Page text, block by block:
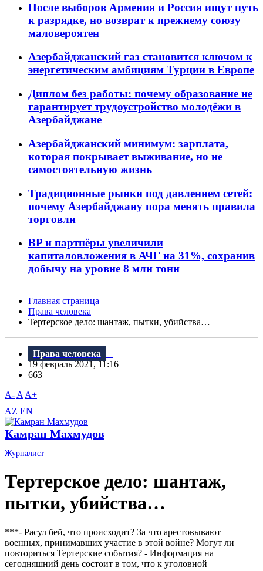
После выборов Армения и Россия ищут путь
к разрядке, но возврат к прежнему союзу
маловероятен
Азербайджанский газ становится ключом к
энергетическим амбициям Турции в Европе
Диплом без работы: почему образование не
гарантирует трудоустройство молодёжи в
Азербайджане
Азербайджанский минимум: зарплата,
которая покрывает выживание, но не
самостоятельную жизнь
Традиционные рынки под давлением сетей:
почему Азербайджану пора менять правила
торговли
BP и партнёры увеличили
капиталовложения в АЧГ на 31%, сохранив
добычу на уровне 8 млн тонн
Главная страница
Права человека
Тертерское дело: шантаж, пытки, убийства…
Права человека
19 февраль 2021, 11:16
663
A- A A+
AZ EN
Камран Махмудов
Журналист
Тертерское дело: шантаж,
пытки, убийства…
***- Расул бей, что происходит? За что арестовывают
военных, принимавших участие в этой войне? Могут ли
повториться Тертерские события? - Информация на
сегодняшний день состоит в том, что к уголовной